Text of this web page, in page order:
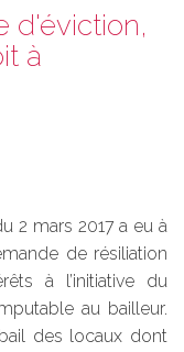
d'éviction,
à
2 mars 2017 a eu à
de résiliation
à l’initiative du
au bailleur.
des locaux dont